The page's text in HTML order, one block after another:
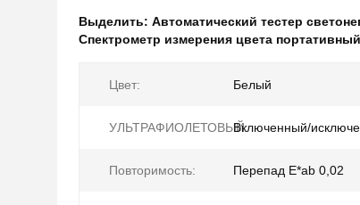
Выделить: Автоматический тестер
Спектрометр измерения цвета портативный
Цвет: Белый
УЛЬТРАФИОЛЕТОВЫЙ:Включенный/
Повторимость: Перепад E*ab 0,02